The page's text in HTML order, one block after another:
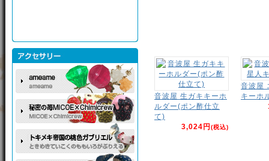
音波屋 生ガキキーホ
ルダー(ポン酢仕立
て)
3,024円(税込)
音波屋
キーホ